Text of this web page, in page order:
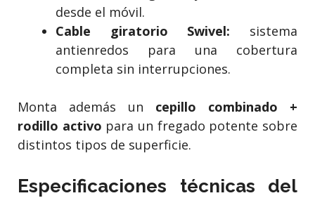
desde el móvil.
Cable giratorio Swivel: sistema
antienredos para una cobertura
completa sin interrupciones.
Monta además un cepillo combinado +
rodillo activo para un fregado potente sobre
distintos tipos de superficie.
Especificaciones técnicas del